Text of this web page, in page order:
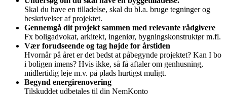
Skal du have en tilladelse, skal du bl.a. bruge tegninger og
beskrivelser af projektet.
Gennemgå dit projekt sammen med relevante rådgivere
Fx boligadvokat, arkitekt, ingeniør, bygningskonstruktør m.fl.
Vær forudseende og tag højde for årstiden
Hvornår på året er det bedst at påbegynde projektet? Kan I bo
i boligen imens? Hvis ikke, så få aftaler om genhusning,
midlertidig leje m.v. på plads hurtigst muligt.
Begynd energirenovering
Tilskuddet udbetales til din NemKonto